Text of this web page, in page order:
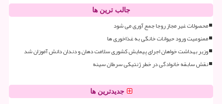
جالب ترین ها
محصولات غیر مجاز روجا جمع آوری می شود
ممنوعیت ورود حیوانات خانگی به غذاخوری ها
وزیر بهداشت خواهان اجرای پیمایش کشوری سلامت دهان و دندان دانش آموزان شد
نقش سابقه خانوادگی در خطر ژنتیکی سرطان سینه
جدیدترین ها